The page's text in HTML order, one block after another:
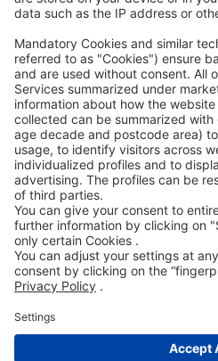
Accessibility Statement
ROWE SOCIAL
СЕРТИФИЦИРАНО ОТ
НИЕ ПОДКРЕПЯМЕ